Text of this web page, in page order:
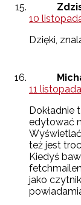
10
Dzięki,
11
Dokładnie
edytować
też jest
Kiedyś
jako